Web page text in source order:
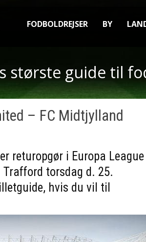
FODBOLDREJSER BY
største guide til
– FC Midtjylland
returopgør i Europa League
torsdag d. 25.
hvis du vil til